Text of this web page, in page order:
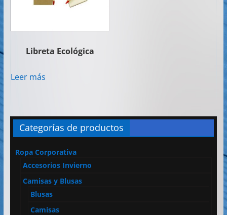
Libreta Ecológica
Leer más
Categorías de productos
Ropa Corporativa
Accesorios Invierno
Camisas y Blusas
Blusas
Camisas